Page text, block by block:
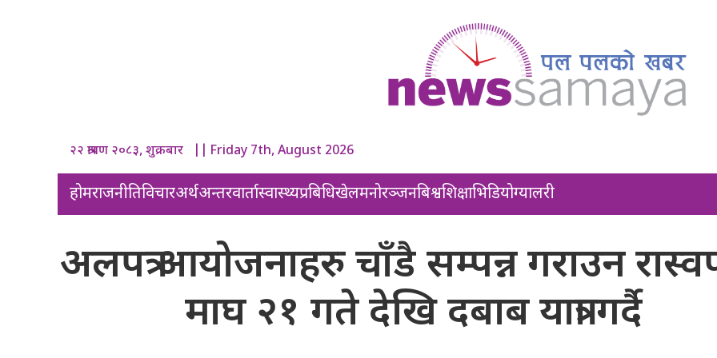
२२ श्रावण २०८३, शुक्रबार || Friday 7th, August 2026
होमराजनीतिविचारअर्थअन्तरवार्तास्वास्थ्यप्रबिधिखेलमनोरञ्जनबिश्वशिक्षाभिडियोग्यालरी
अलपत्र आयोजनाहरु चाँडै सम्पन्न गराउन
माघ २१ गते देखि दबाब यात्रा गर्दै